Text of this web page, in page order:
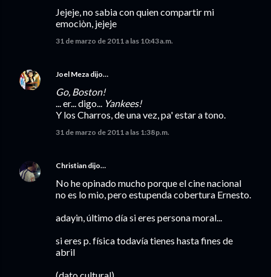
Jejeje, no sabia con quien compartir mi
emociòn, jejeje
31 de marzo de 2011 a las 10:43 a.m.
Joel Meza dijo…
Go, Boston!
... er... digo... Yankees!
Y los Charros, de una vez, pa' estar a tono.
31 de marzo de 2011 a las 1:38 p.m.
Christian dijo…
No he opinado mucho porque el cine nacional
no es lo mio, pero estupenda cobertura Ernesto.
adayin, último día si eres persona moral...
si eres p. física todavía tienes hasta fines de
abril